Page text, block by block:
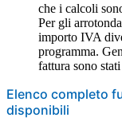
che i calcoli
Per gli
importo IVA
programma.
fattura sono
Elenco completo
disponibili